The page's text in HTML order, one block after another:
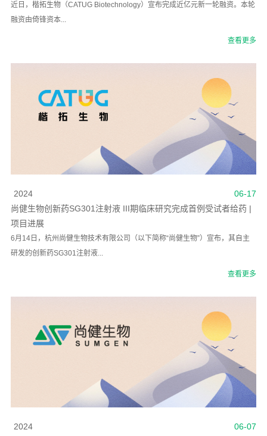
近日，楷拓生物（CATUG Biotechnology）宣布完成近亿元新一轮融资。本轮
融资由倚锋资本...
查看更多
06-17
2024
尚健生物创新药SG301注射液 III期临床研究完成首例受试者给药 |
项目进展
6月14日，杭州尚健生物技术有限公司（以下简称“尚健生物”）宣布，其自主
研发的创新药SG301注射液...
查看更多
06-07
2024